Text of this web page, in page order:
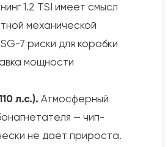
1.2 TSI имеет смысл
механической
7 риски для коробки
мощности
л.с.). Атмосферный
— чип-
не даёт прироста.